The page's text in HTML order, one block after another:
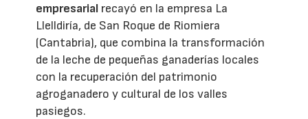
empresarial recayó en la empresa La
Llelldiría, de San Roque de Riomiera
(Cantabria), que combina la transformación
de la leche de pequeñas ganaderías locales
con la recuperación del patrimonio
agroganadero y cultural de los valles
pasiegos.